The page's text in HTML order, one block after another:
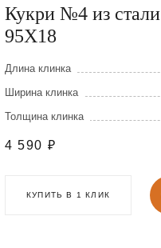
Кукри №4 из стали
95Х18
Длина клинка
Ширина клинка
Толщина клинка
4 590 ₽
КУПИТЬ В 1 КЛИК